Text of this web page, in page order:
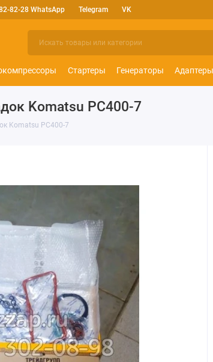
82-28 WhatsApp Telegram VK
Стартеры Генераторы
Komatsu PC400-7
Komatsu PC400-7